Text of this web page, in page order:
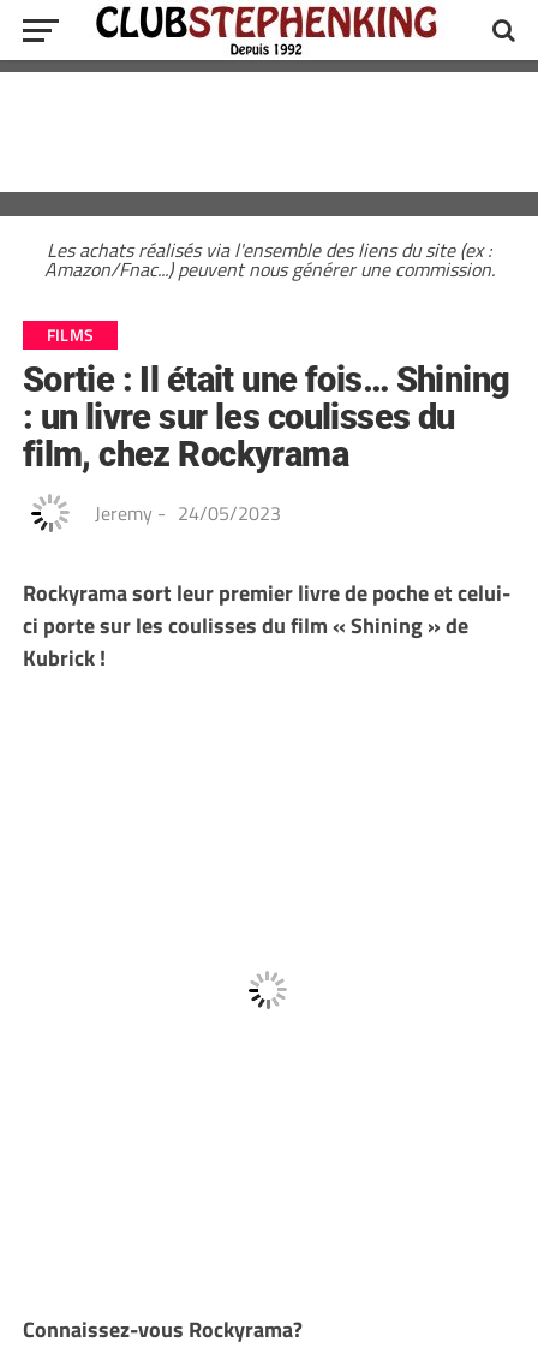
Les achats réalisés via l'ensemble des liens du site (ex :
Amazon/Fnac...) peuvent nous générer une commission.
FILMS
Sortie : Il était une fois… Shining
: un livre sur les coulisses du
film, chez Rockyrama
Jeremy - 24/05/2023
Rockyrama sort leur premier livre de poche et celui-
ci porte sur les coulisses du film « Shining » de
Kubrick !
Connaissez-vous Rockyrama?